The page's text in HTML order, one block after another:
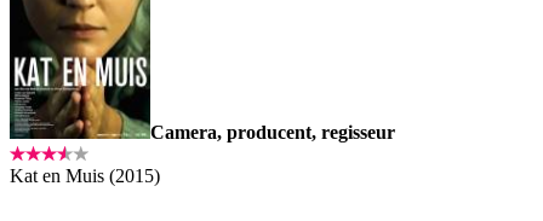
Camera, producent, regisseur
Kat en Muis (2015)